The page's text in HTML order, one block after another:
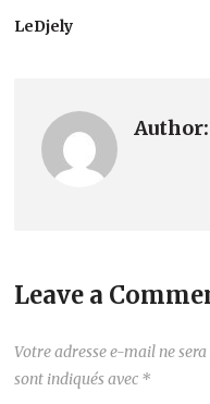
LeDjely
Author:
Leave a
Votre adresse e-mail ne
sont indiqués avec *